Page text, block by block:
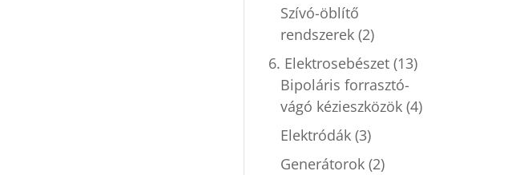
Szívó-öblítő
rendszerek (2)
6. Elektrosebészet (13)
Bipoláris forrasztó-
vágó kézieszközök (4)
Elektródák (3)
Generátorok (2)